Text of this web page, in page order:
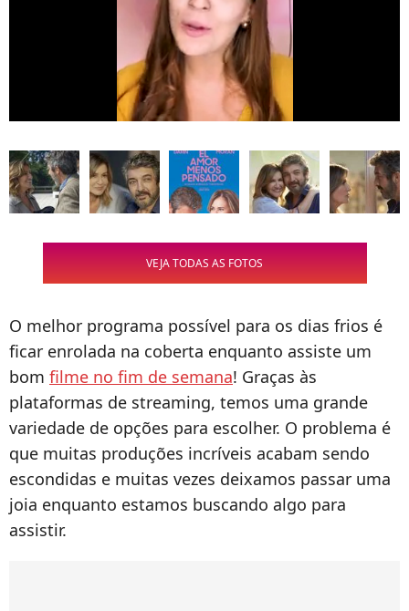
VEJA TODAS AS FOTOS
O melhor programa possível para os dias frios é
ficar enrolada na coberta enquanto assiste um
bom filme no fim de semana! Graças às
plataformas de streaming, temos uma grande
variedade de opções para escolher. O problema é
que muitas produções incríveis acabam sendo
escondidas e muitas vezes deixamos passar uma
joia enquanto estamos buscando algo para
assistir.